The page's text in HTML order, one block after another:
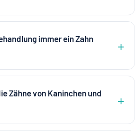
immer ein Zahn
Zähne von Kaninchen und